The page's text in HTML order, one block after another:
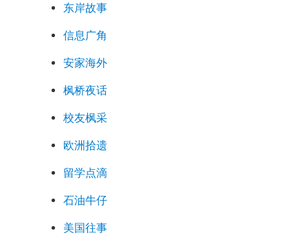
东岸故事
信息广角
安家海外
枫桥夜话
校友枫采
欧洲拾遗
留学点滴
石油牛仔
美国往事